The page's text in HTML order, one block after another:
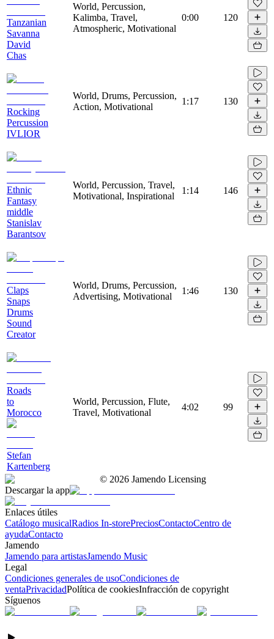
Tanzanian
Savanna
David
Chas
World, Percussion,
Kalimba, Travel,
Atmospheric, Motivational
0:00 120
Rocking
Percussion
IVLIOR
World, Drums, Percussion,
Action, Motivational
1:17 130
Ethnic
Fantasy
middle
Stanislav
Barantsov
World, Percussion, Travel,
Motivational, Inspirational
1:14 146
Claps
Snaps
Drums
Sound
Creator
World, Drums, Percussion,
Advertising, Motivational
1:46 130
Roads
to
Morocco
Stefan
Kartenberg
World, Percussion, Flute,
Travel, Motivational
4:02 99
© 2026 Jamendo Licensing
Descargar la app
Enlaces útiles
Catálogo musicalRadios In-storePreciosContactoCentro de
ayudaContacto
Jamendo
Jamendo para artistasJamendo Music
Legal
Condiciones generales de usoCondiciones de
ventaPrivacidadPolítica de cookiesInfracción de copyright
Síguenos